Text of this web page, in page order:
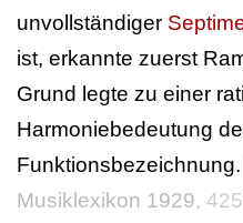
unvollständiger
ist, erkannte zuerst
Grund legte zu einer
Harmoniebedeutung
Funktionsbezeichnung.
Musiklexikon 1929,